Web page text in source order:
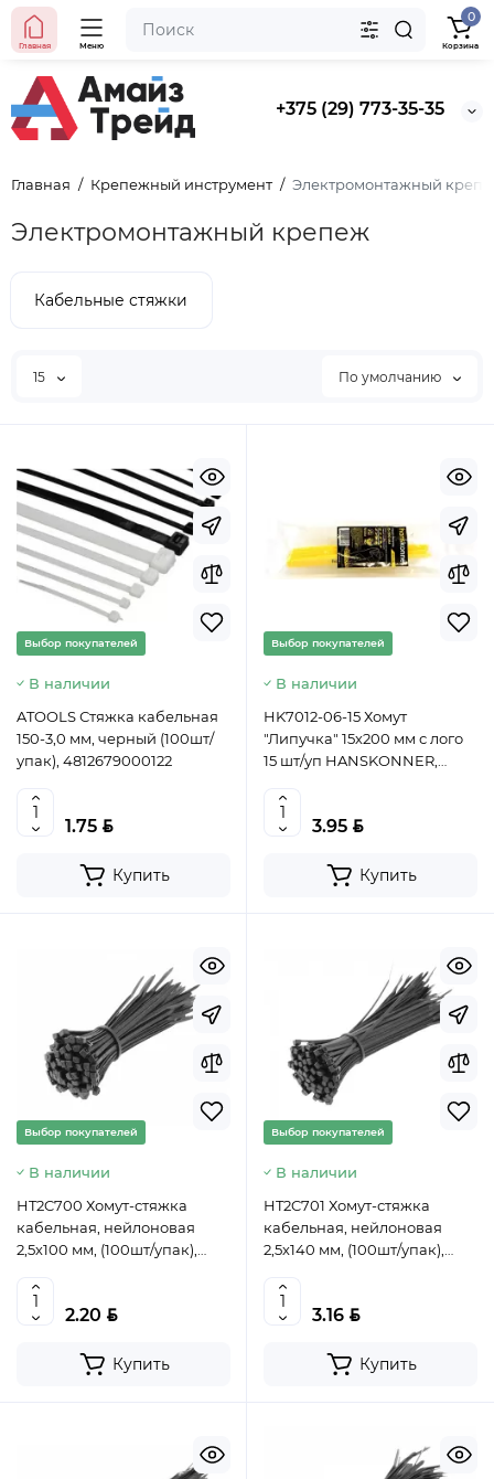
+375 (29) 773-35-35
Главная Меню
0
Корзина
Главная Крепежный инструмент Электромонтажный
Электромонтажный крепеж
Кабельные стяжки
15 По умолчанию
Выбор покупателей
В наличии
ATOOLS Стяжка кабельная
150-3,0 мм, черный (100шт/
упак), 4812679000122
1.75 BYN
Купить
Выбор покупателей
В наличии
HK7012-06-15 Хомут
"Липучка" 15х200 мм с лого
15 шт/уп HANSKONNER,
3.95 BYN
Купить
Выбор покупателей
В наличии
HT2C700 Хомут-стяжка
кабельная, нейлоновая
2,5х100 мм, (100шт/упак),
5902801450358 (CN)
2.20 BYN
Купить
Выбор покупателей
В наличии
HT2C701 Хомут-стяжка
кабельная, нейлоновая
2,5х140 мм, (100шт/упак),
5902801450402 (CN)
3.16 BYN
Купить